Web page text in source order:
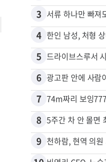
3
4
5
6
7
8 5주간 차 안 몰면
9